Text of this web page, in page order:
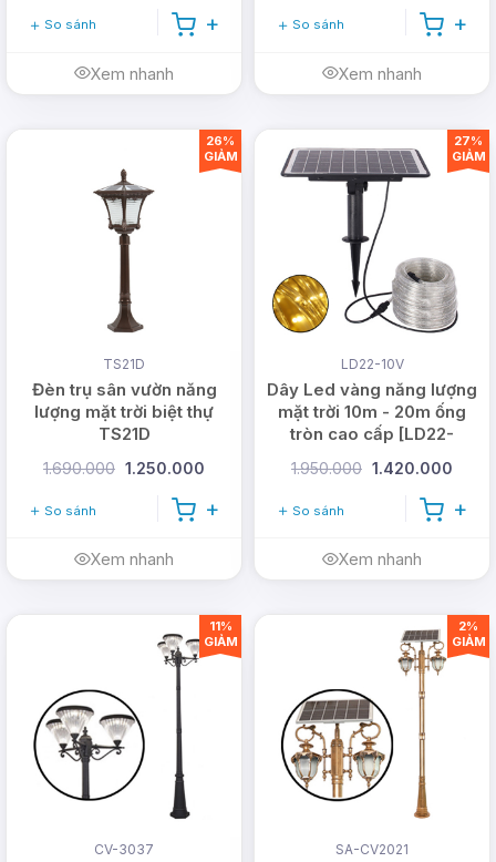
So sánh
Xem nhanh
So sánh
Xem nhanh
TS21D
Đèn trụ sân vườn năng
lượng mặt trời biệt thự
TS21D
1.690.000 1.250.000
So sánh
Xem nhanh
26%
GIẢM
LD22-10V
Dây Led vàng năng lượng
mặt trời 10m - 20m ống
tròn cao cấp [LD22-
1.950.000 1.420.000
So sánh
Xem nhanh
27%
GIẢM
CV-3037
11%
GIẢM
SA-CV2021
2%
GIẢM